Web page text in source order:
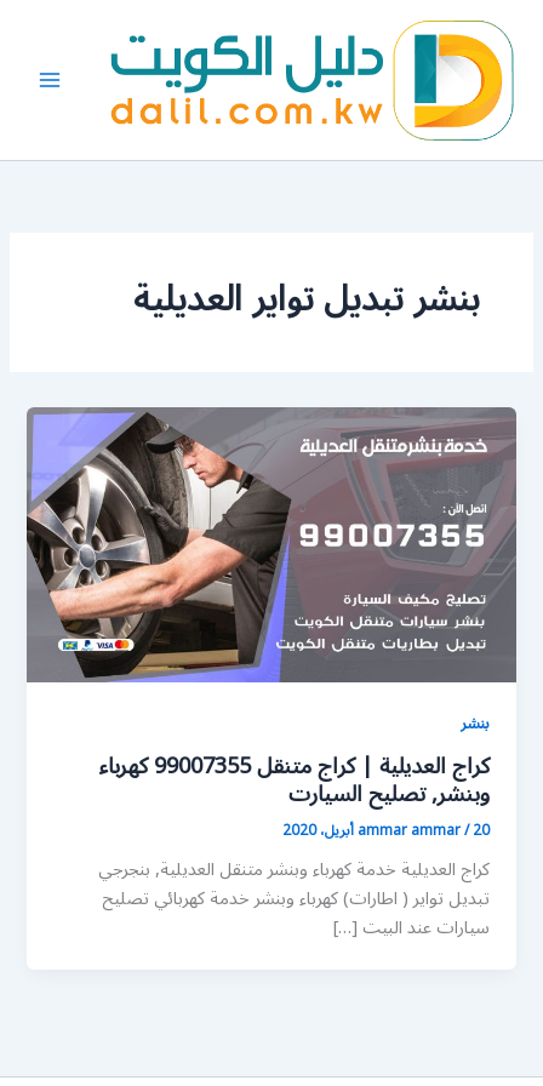
المحتوى
بنشر تبديل تواير العديلية
بنشر
كراج العديلية | كراج متنقل 99007355 كهرباء
وبنشر, تصليح السيارت
ammar ammar/20 أبريل، 2020
كراج العديلية خدمة كهرباء وبنشر متنقل العديلية, بنجرجي
تبديل تواير ( اطارات) كهرباء وبنشر خدمة كهربائي تصليح
سيارات عند البيت […]